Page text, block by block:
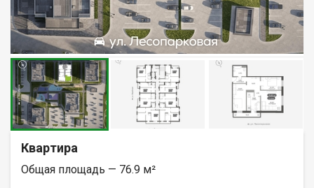
Квартира
Общая площадь — 76.9 м²